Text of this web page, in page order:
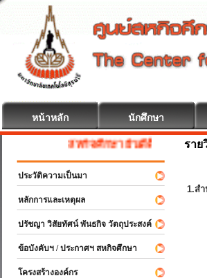
หน้าหลัก นักศึกษา
สหกิจศึกษา ยินดีต้อนรับ
ประวัติความเป็นมา
หลักการและเหตุผล
ปรัชญา วิสัยทัศน์ พันธกิจ วัตถุประสงค์
ข้อบังคับฯ / ประกาศฯ สหกิจศึกษา
โครงสร้างองค์กร
ราย
1.ส